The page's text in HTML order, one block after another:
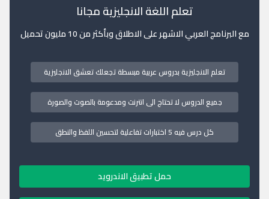
تعلم اللغة الانجليزية مجانا
مع البرنامج العربي الاشهر على الاطلاق وبأكثر من 10 مليون تحميل
تعلم الانجليزية بدروس عربية مبسطة تجعلك تعشق الانجليزية
جميع الدروس لا تحتاج الى انترنت ومدعومة بالصوت والصورة
كل درس فيه 5 اختبارات تفاعلية لتحسين اللفظ والنطق
حمل تطبيق الاندرويد